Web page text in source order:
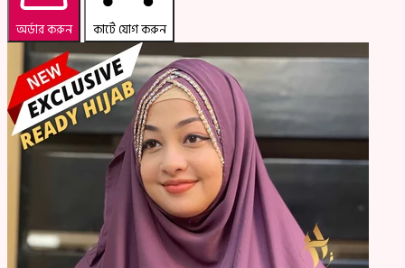
অর্ডার করুন কার্টে যোগ করুন